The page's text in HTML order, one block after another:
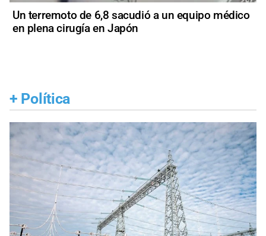
Un terremoto de 6,8 sacudió a un equipo médico
en plena cirugía en Japón
+ Política